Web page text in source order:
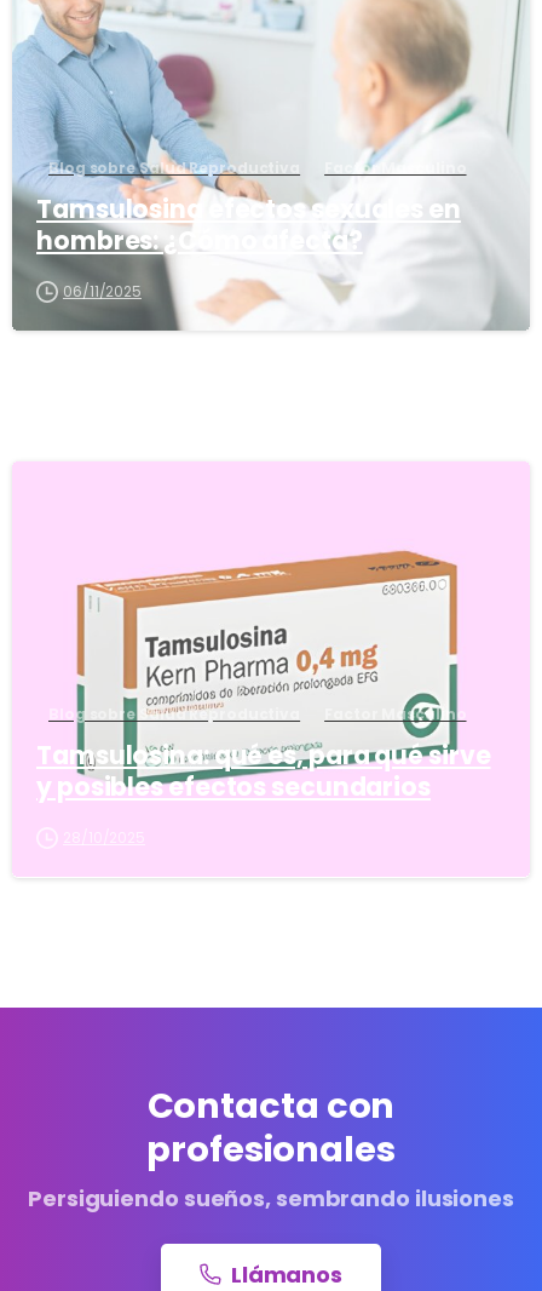
Blog sobre Salud Reproductiva Factor Masculino
Tamsulosina efectos sexuales en
hombres: ¿Cómo afecta?
06/11/2025
Blog sobre Salud Reproductiva Factor Masculino
Tamsulosina: qué es, para qué sirve
y posibles efectos secundarios
28/10/2025
Contacta con
profesionales
Persiguiendo sueños, sembrando ilusiones
Llámanos